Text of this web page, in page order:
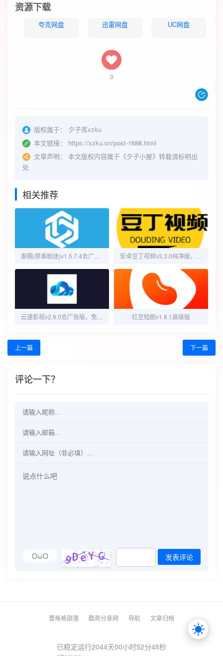
资源下载
夸克网盘 迅雷网盘 UC网盘
0
版权属于：
夕子库xzku
本文链接：
https://xzku.cn/post-1688.html
文章声明：
本文版权内容属于《夕子小屋》转载请标明出
处
相关推荐
红豆短剧v1.8.1高级版
上一篇 下一篇
评论一下？
OωO 发表评论
蕾格格部落 酷奇分享网 导航 文章归档
已稳定运行2044天00小时52分48秒